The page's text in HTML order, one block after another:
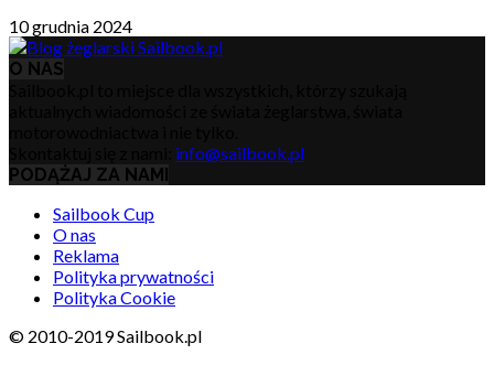
10 grudnia 2024
O NAS
info@sailbook.pl
PODĄŻAJ ZA NAMI
Sailbook Cup
O nas
Reklama
Polityka prywatności
Polityka Cookie
© 2010-2019 Sailbook.pl